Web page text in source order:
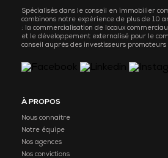
Spécialisés dans le conseil en immobilier
combinons notre expérience de plus de 10
: la commercialisation de locaux
et le développement externalisé pour le
conseil auprès des investisseurs promoteurs
À PROPOS
Nous connaitre
Notre équipe
Nos agences
Nos convictions